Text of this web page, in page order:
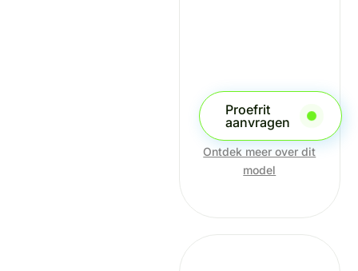
Proefrit
aanvragen
Ontdek meer over dit
model